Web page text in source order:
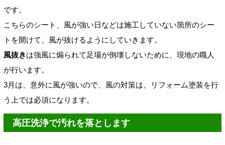
です。
こちらのシート、風が強い日などは施工していない箇所のシー
トを開けて、風が抜けるようにしていきます。
風抜きは強風に煽られて足場が倒壊しないために、現地の職人
が行います。
3月は、意外に風が強いので、風の対策は、リフォーム塗装を行
う上では必須になります。
高圧洗浄で汚れを落とします